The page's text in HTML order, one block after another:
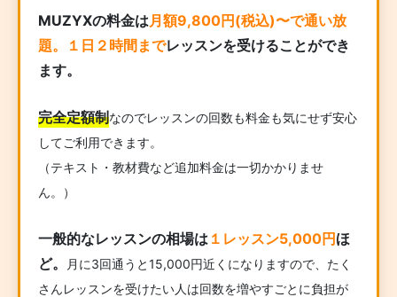
MUZYXの料金は 月額9,800円(税込)〜で通い放
題。１日２時間までレッスンを受けることができ
ます。
完全定額制なのでレッスンの回数も料金も気にせず安心
してご利用できます。
（テキスト・教材費など追加料金は一切かかりませ
ん。）
一般的なレッスンの相場は １レッスン5,000円ほ
ど。
月に3回通うと15,000円近くになりますので、たく
さんレッスンを受けたい人は回数を増やすごとに負担が